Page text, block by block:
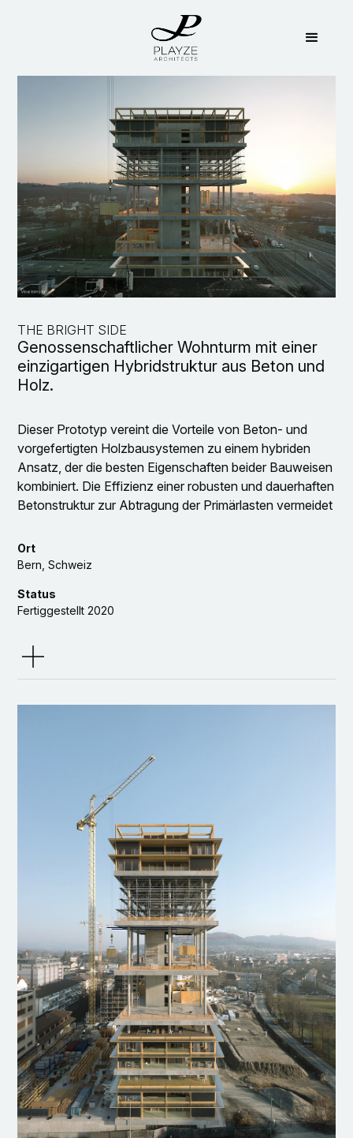
THE BRIGHT SIDE
Genossenschaftlicher Wohnturm mit einer
einzigartigen Hybridstruktur aus Beton und
Holz.
Dieser Prototyp vereint die Vorteile von Beton- und
vorgefertigten Holzbausystemen zu einem hybriden
Ansatz, der die besten Eigenschaften beider Bauweisen
kombiniert. Die Effizienz einer robusten und dauerhaften
Betonstruktur zur Abtragung der Primärlasten vermeidet
übermäßigen Einsatz von Klebstoffen für die
Laminierung. Jede dritte Geschossdecke besteht aus
aus vorgefertigten Holzelementen eingeschoben. Diese
bilden nicht nur strukturell eigenständige Einheiten,
anonymen Hochhaustypologie. Leider konnten wir die
Wettbewerbsjury nicht überzeugen, aber die Idee gefällt
Ort
Bern, Schweiz
Status
Fertiggestellt 2020
Auftraggeberin
Holzbauingenieur
Renggli AG, Schötz
Visualisierungen
Artefactory LAB